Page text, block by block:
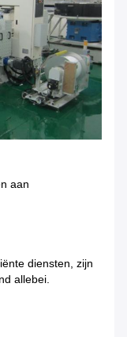
aan
diensten, zijn
allebei.